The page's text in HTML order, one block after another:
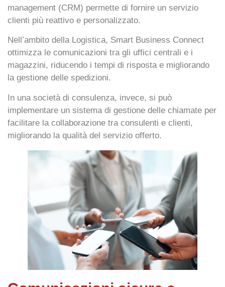
management (CRM) permette di fornire un servizio
clienti più reattivo e personalizzato.
Nell’ambito della Logistica, Smart Business Connect
ottimizza le comunicazioni tra gli uffici centrali e i
magazzini, riducendo i tempi di risposta e migliorando
la gestione delle spedizioni.
In una società di consulenza, invece, si può
implementare un sistema di gestione delle chiamate per
facilitare la collaborazione tra consulenti e clienti,
migliorando la qualità del servizio offerto.